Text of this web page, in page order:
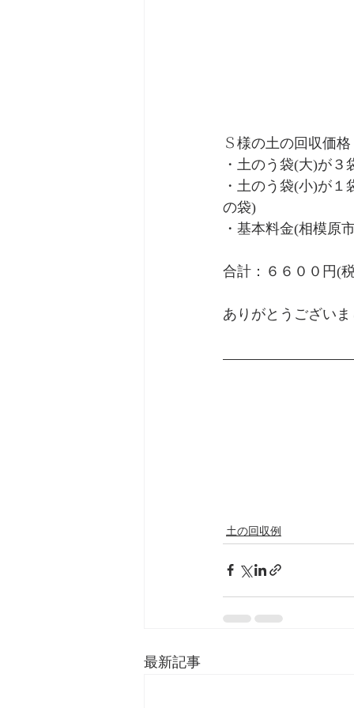
Ｓ様の土の回収価格
・土のう袋(大)が
・土のう袋(小)が
の袋)
・基本料金(相模原
合計：６６００円(
ありがとうござい
土の回収例
最新記事